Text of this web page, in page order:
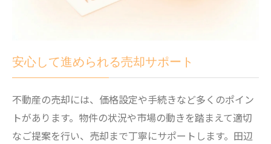
安心して進められる売却サポート
不動産の売却には、価格設定や手続きなど多くのポイン
トがあります。物件の状況や市場の動きを踏まえて適切
なご提案を行い、売却まで丁寧にサポートします。田辺